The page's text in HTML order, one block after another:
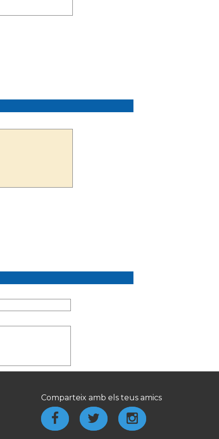
Comparteix amb els teus amics